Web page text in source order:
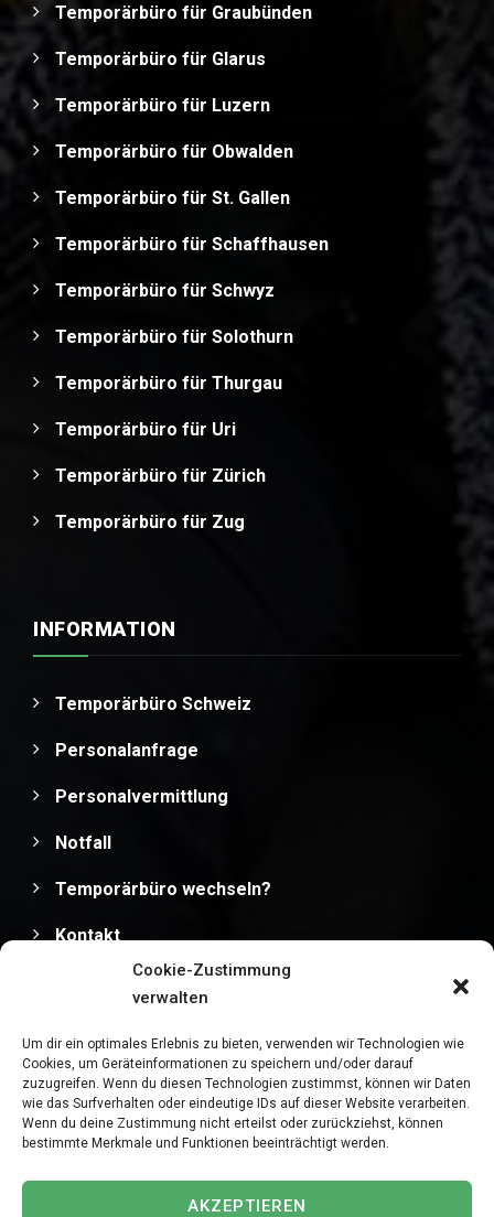
Cookie-Zustimmung
verwalten
Um dir ein optimales Erlebnis zu bieten, verwenden wir Technologien wie
Cookies, um Geräteinformationen zu speichern und/oder darauf
zuzugreifen. Wenn du diesen Technologien zustimmst, können wir Daten
wie das Surfverhalten oder eindeutige IDs auf dieser Website verarbeiten.
Wenn du deine Zustimmung nicht erteilst oder zurückziehst, können
bestimmte Merkmale und Funktionen beeinträchtigt werden.
AKZEPTIEREN
Temporärbüro für Graubünden
Temporärbüro für Glarus
Temporärbüro für Luzern
Temporärbüro für Obwalden
Temporärbüro für St. Gallen
Temporärbüro für Schaffhausen
Temporärbüro für Schwyz
Temporärbüro für Solothurn
Temporärbüro für Thurgau
Temporärbüro für Uri
Temporärbüro für Zürich
Temporärbüro für Zug
INFORMATION
Temporärbüro Schweiz
Personalanfrage
Personalvermittlung
Notfall
Temporärbüro wechseln?
Kontakt
Impressum
Schweiz | Temporär & Dauerstellen Schweizweit